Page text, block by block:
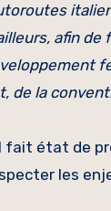
afin
de la
état de
les